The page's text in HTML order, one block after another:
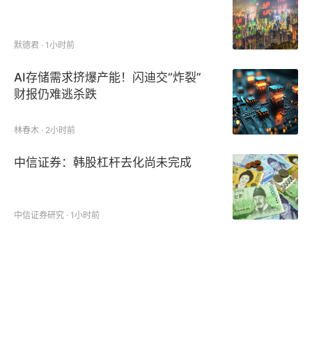
默德君 · 1小时前
AI存储需求挤爆产能！闪迪交“炸裂”
财报仍难逃杀跌
林春木 · 2小时前
中信证券：韩股杠杆去化尚未完成
中信证券研究 · 1小时前